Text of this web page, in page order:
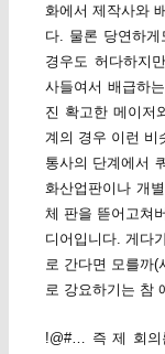
화에서 제작사와
다. 물론 당연하
경우도 허다하지
사들여서 배급하
진 확고한 메이저
계의 경우 이런 비
통사의 단계에서
화산업판이나 개
체 판을 뜯어고쳐
디어입니다. 게다
로 간다면 모를까(
로 강요하기는 참
!@#… 즉 제 회의